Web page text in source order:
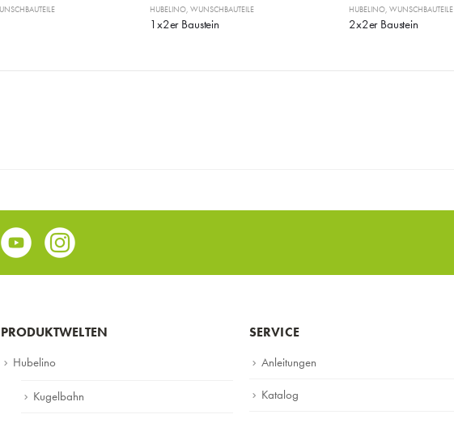
HUBELINO,WUNSCHBAUTEILE
1x2er Baustein
HUBELINO, WUNSCHBAUTEILE
2x2er Baustein
YoutubeInstagram
PRODUKTWELTEN
Hubelino
Kugelbahn
SERVICE
Anleitungen
Katalog